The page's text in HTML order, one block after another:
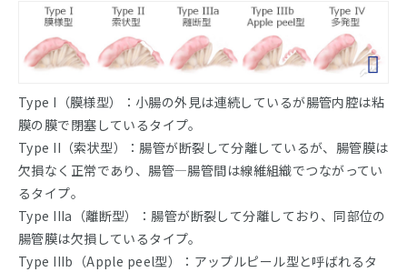
Type I（膜様型）：小腸の外見は連続しているが腸管内腔は粘
膜の膜で閉塞しているタイプ。
Type II（索状型）：腸管が断裂して分離しているが、腸管膜は
欠損なく正常であり、腸管―腸管間は線維組織でつながってい
るタイプ。
Type IIIa（離断型）：腸管が断裂して分離しており、同部位の
腸管膜は欠損しているタイプ。
Type IIIb（Apple peel型）：アップルピール型と呼ばれるタ